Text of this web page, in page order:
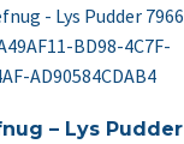
– Lys Pudder